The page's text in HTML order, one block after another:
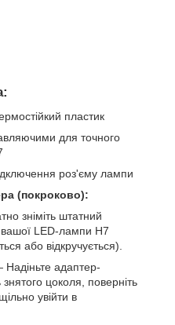
пластик
для точного
роз'єму лампи
(покроково):
зніміть штатний
вашої LED-лампи H7
або відкручується).
адаптер-
цоколя, поверніть
увійти в